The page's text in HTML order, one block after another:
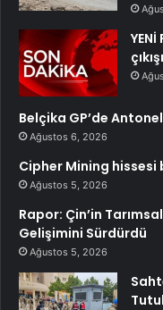
Belçika GP’de
Ağustos 6, 2026
Cipher Mining hissesi
Ağustos 5, 2026
Rapor: Çin’in
Gelişimini Sürdürdü
Ağustos 5, 2026